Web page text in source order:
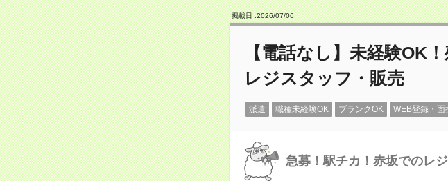
掲載日 :2026/07/06
【電話なし】未経験OK
レジスタッフ・販売
派遣 職種未経験OK ブランクOK WEB登録・面
急募！駅チカ！赤坂でのレ